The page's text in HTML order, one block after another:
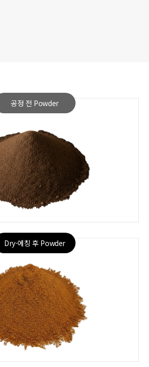
공정 전 Powder​
Dry-에칭 후 Powder​